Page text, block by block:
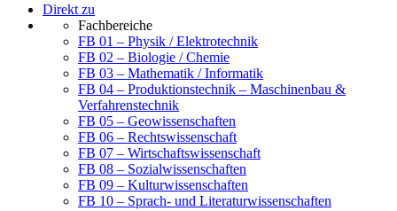
Direkt zu
Fachbereiche
FB 01 – Physik / Elektrotechnik
FB 02 – Biologie / Chemie
FB 03 – Mathematik / Informatik
FB 04 – Produktionstechnik – Maschinenbau &
Verfahrenstechnik
FB 05 – Geowissenschaften
FB 06 – Rechtswissenschaft
FB 07 – Wirtschaftswissenschaft
FB 08 – Sozialwissenschaften
FB 09 – Kulturwissenschaften
FB 10 – Sprach- und Literaturwissenschaften